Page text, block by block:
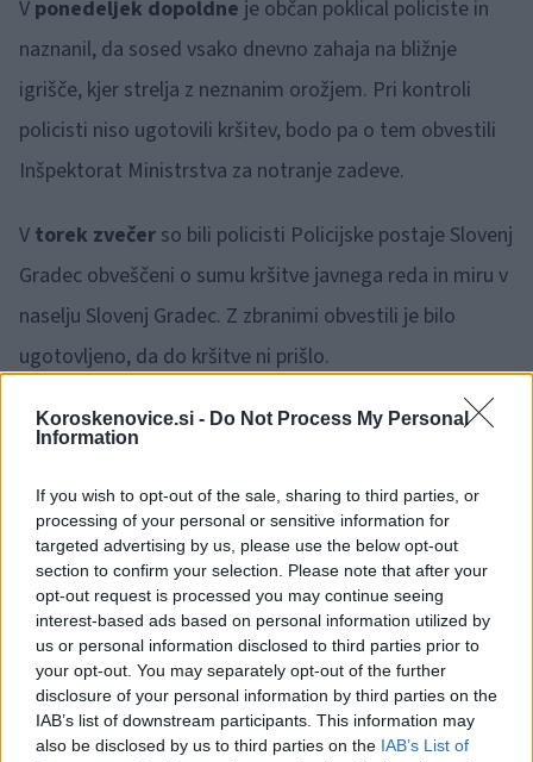
Koroskenovice.si - Do Not Process My Personal
Information
If you wish to opt-out of the sale, sharing to third parties, or
processing of your personal or sensitive information for
targeted advertising by us, please use the below opt-out
section to confirm your selection. Please note that after your
opt-out request is processed you may continue seeing
interest-based ads based on personal information utilized by
us or personal information disclosed to third parties prior to
your opt-out. You may separately opt-out of the further
disclosure of your personal information by third parties on the
IAB’s list of downstream participants. This information may
also be disclosed by us to third parties on the IAB’s List of
V ponedeljek dopoldne je občan poklical policiste in
naznanil, da sosed vsako dnevno zahaja na bližnje
igrišče, kjer strelja z neznanim orožjem. Pri kontroli
policisti niso ugotovili kršitev, bodo pa o tem obvestili
Inšpektorat Ministrstva za notranje zadeve.
V torek zvečer so bili policisti Policijske postaje Slovenj
Gradec obveščeni o sumu kršitve javnega reda in miru v
naselju Slovenj Gradec. Z zbranimi obvestili je bilo
ugotovljeno, da do kršitve ni prišlo.
KRIMINALITETA:
ponedeljek
je na Policijsko postajo Slovenj Gradec
prišla oškodovanka in prijavila kaznivo dejanje Goljufije,
katero je neznani storilec storil na način, da je z lažnim
prikazovanjem okoliščin spravil v zmoto oškodovanko,
da mu je omogočila oddaljen dostop do trgovalnega
računa, nakar je z oškodovankinega računa neznanec
pridobil njena finančna sredstva in si pridobil